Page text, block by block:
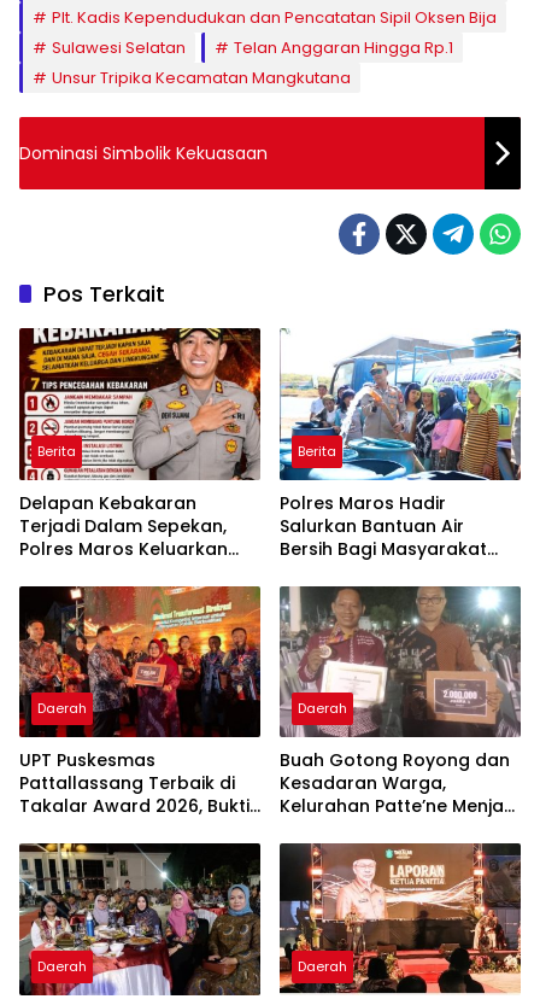
Plt. Kadis Kependudukan dan Pencatatan Sipil Oksen Bija
Sulawesi Selatan
Telan Anggaran Hingga Rp.1
Unsur Tripika Kecamatan Mangkutana
Dominasi Simbolik Kekuasaan
Pos Terkait
Berita
Delapan Kebakaran
Terjadi Dalam Sepekan,
Polres Maros Keluarkan
Masyarakat
Berita
Polres Maros Hadir
Salurkan Bantuan Air
Bersih Bagi Masyarakat
Di Maros
Daerah
UPT Puskesmas
Pattallassang Terbaik di
Takalar Award 2026, Bukti
Pelayanan Kesehatan
Berkualitas
Daerah
Buah Gotong Royong dan
Kesadaran Warga,
Kelurahan Patte’ne Menjadi
2026
Daerah Daerah